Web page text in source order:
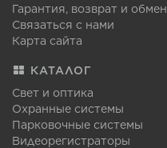
Гарантия, возврат и обмен
Связаться с нами
Карта сайта
КАТАЛОГ
Свет и оптика
Охранные системы
Парковочные системы
Видеорегистраторы